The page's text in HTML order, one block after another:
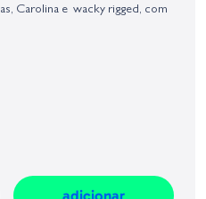
Carolina e wacky rigged, com
quando outras amostras falham.
pressionados não conseguem
mais resistentes do que
você obtenha mais peixes por